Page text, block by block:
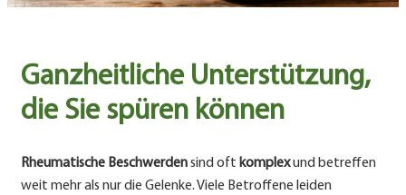
Ganzheitliche Unterstützung,
die Sie spüren können
Rheumatische Beschwerdensind oft komplexund betreffen
weit mehr als nur die Gelenke. Viele Betroffene leiden